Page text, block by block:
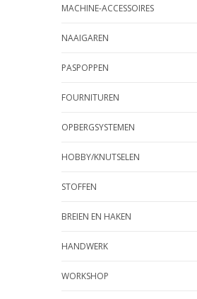
MACHINE-ACCESSOIRES
NAAIGAREN
PASPOPPEN
FOURNITUREN
OPBERGSYSTEMEN
HOBBY/KNUTSELEN
STOFFEN
BREIEN EN HAKEN
HANDWERK
WORKSHOP